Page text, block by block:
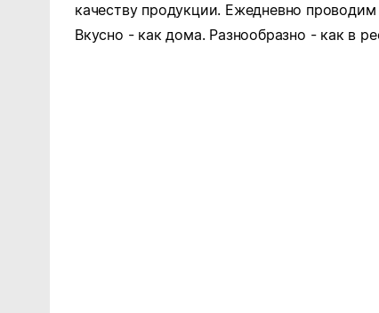
качеству продукции. Ежедневно
Вкусно - как дома. Разнообразно - как в